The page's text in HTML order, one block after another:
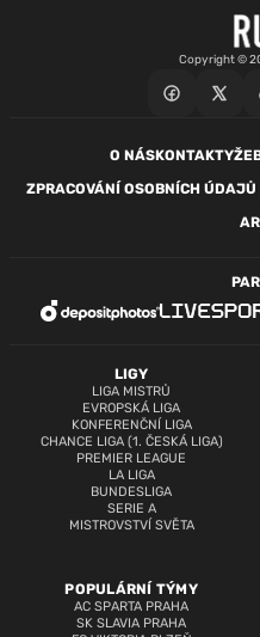
Copyright ©
O NÁSKONTAKTY
ZPRACOVÁNÍ OSOBNÍCH ÚDAJŮ
LIGY
LIGA MISTRŮ
EVROPSKÁ LIGA
KONFERENČNÍ LIGA
CHANCE LIGA (1. ČESKÁ LIGA)
PREMIER LEAGUE
LA LIGA
BUNDESLIGA
SERIE A
MISTROVSTVÍ SVĚTA
POPULÁRNÍ TÝMY
AC SPARTA PRAHA
SK SLAVIA PRAHA